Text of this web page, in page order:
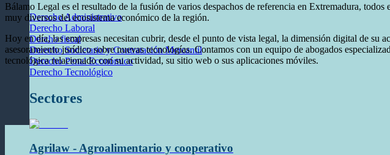
Derecho Administrativo
Derecho Laboral
Dercho fiscal
Derecho Societario y Contratación Mercantil
Derecho Penal Económico
Derecho Tecnológico
Sectores
Agrilaw - Agroalimentario y cooperativo
Bálamo Legal es el resultado de la fusión de varios despachos de referencia en Extremadura,
muy diversos del ecosistema económico de la región.
Hoy en día, las empresas necesitan cubrir, desde el punto de vista legal, la dimensión digital de
asesoramiento jurídico sobre nuevas tecnologías. Contamos con un equipo de abogados
tecnológica relacionado con su actividad, su sitio web o sus aplicaciones móviles.